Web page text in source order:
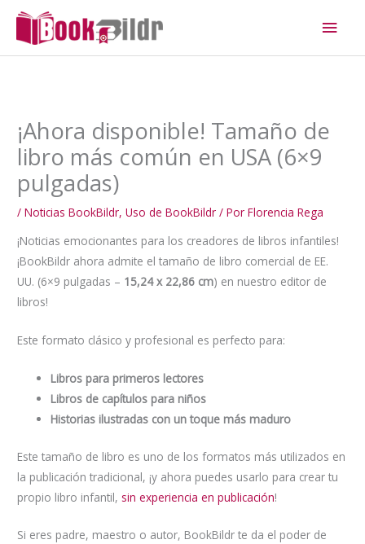
contenido
¡Ahora disponible! Tamaño de
libro más común en USA (6×9
pulgadas)
/Noticias BookBildr,Uso de BookBildr / PorFlorencia Rega
¡Noticias emocionantes para los creadores de libros infantiles!
¡BookBildr ahora admite el tamaño de libro comercial de EE.
UU. (6×9 pulgadas – 15,24 x 22,86 cm) en nuestro editor de
libros!
Este formato clásico y profesional es perfecto para:
Libros para primeros lectores
Libros de capítulos para niños
Historias ilustradas con un toque más maduro
Este tamaño de libro es uno de los formatos más utilizados en
la publicación tradicional, ¡y ahora puedes usarlo para crear tu
propio libro infantil, sin experiencia en publicación!
Si eres padre, maestro o autor, BookBildr te da el poder de